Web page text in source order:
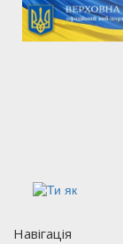
Навігація